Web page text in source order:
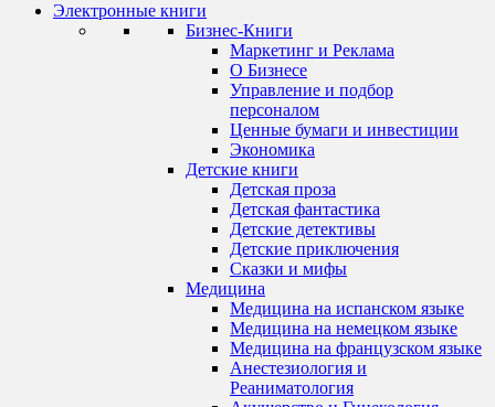
Электронные книги
Бизнес-Книги
Маркетинг и Реклама
О Бизнесе
Управление и подбор
персоналом
Ценные бумаги и инвестиции
Экономика
Детские книги
Детская проза
Детская фантастика
Детские детективы
Детские приключения
Сказки и мифы
Медицина
Медицина на испанском языке
Медицина на немецком языке
Медицина на французском языке
Анестезиология и
Реаниматология